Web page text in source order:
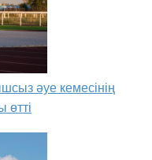
әуе кемесінің